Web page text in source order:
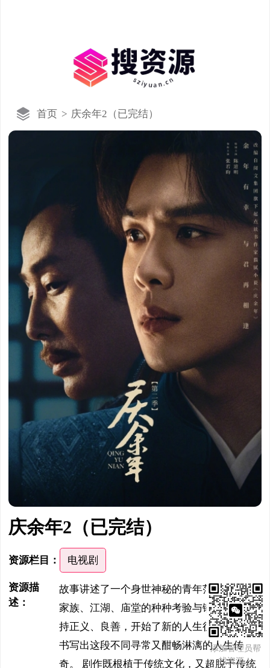
首页 > 庆余年2（已完结）
庆余年2（已完结）
资源栏目： 电视剧
资源描
述：
故事讲述了一个身世神秘的青年范闲，历经
家族、江湖、庙堂的种种考验与锤炼，他秉
持正义、良善，开始了新的人生征途，继续
书写出这段不同寻常又酣畅淋漓的人生传
奇。 剧作既根植于传统文化，又超脱于传统
添加管理员帮
找资源！